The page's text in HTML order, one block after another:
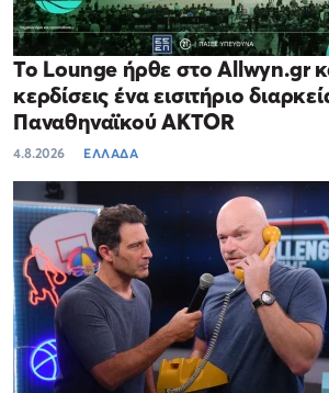
Το Lounge ήρθε στο Allwyn.gr
κερδίσεις ένα εισιτήριο
Παναθηναϊκού AKTOR
4.8.2026 ΕΛΛΑΔΑ